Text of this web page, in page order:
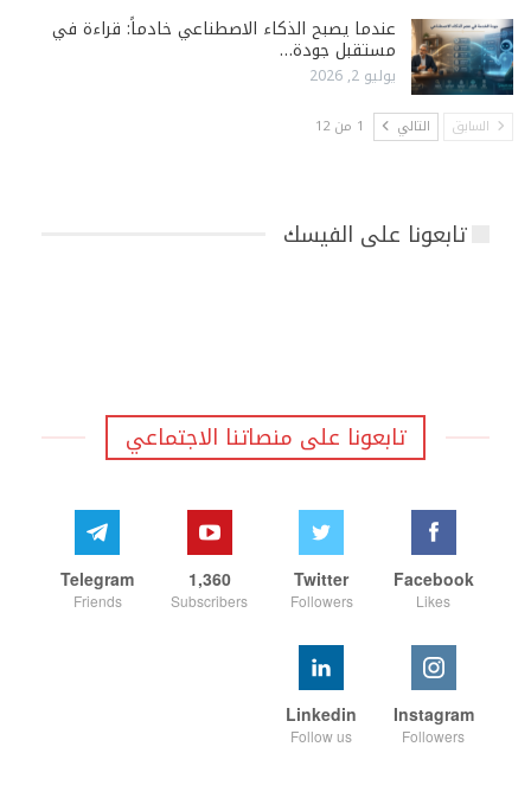
عندما يصبح الذكاء الاصطناعي خادماً: قراءة في
مستقبل جودة…
يوليو 2, 2026
السابق التالي 1 من 12
تابعونا على الفيسك
تابعونا على منصاتنا الاجتماعي
Facebook
Likes
Twitter
Followers
1,360
Subscribers
Telegram
Friends
Instagram
Followers
Linkedin
Follow us